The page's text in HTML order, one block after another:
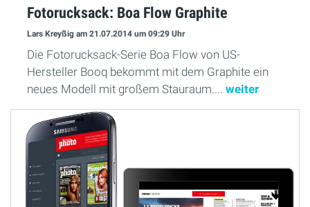
Fotorucksack: Boa Flow Graphite
Lars Kreyßig am 21.07.2014 um 09:29 Uhr
Die Fotorucksack-Serie Boa Flow von US-
Hersteller Booq bekommt mit dem Graphite ein
neues Modell mit großem Stauraum.... weiter